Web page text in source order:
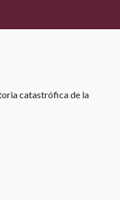
catastrófica de la